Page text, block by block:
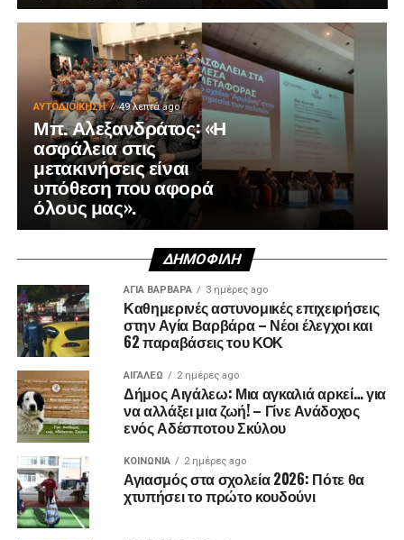
ΑΥΤΟΔΙΟΊΚΗΣΗ 49 λεπτά ago
Μπ. Αλεξανδράτος: «Η
ασφάλεια στις
μετακινήσεις είναι
υπόθεση που αφορά
όλους μας».
ΔΗΜΟΦΙΛΉ
ΑΓΙΑ ΒΑΡΒΑΡΑ 3 ημέρες ago
Καθημερινές αστυνομικές επιχειρήσεις
στην Αγία Βαρβάρα – Νέοι έλεγχοι και
62 παραβάσεις του ΚΟΚ
ΑΙΓΑΛΕΩ 2 ημέρες ago
Δήμος Αιγάλεω: Μια αγκαλιά αρκεί… για
να αλλάξει μια ζωή! – Γίνε Ανάδοχος
ενός Αδέσποτου Σκύλου
ΚΟΙΝΩΝΊΑ 2 ημέρες ago
Αγιασμός στα σχολεία 2026: Πότε θα
χτυπήσει το πρώτο κουδούνι